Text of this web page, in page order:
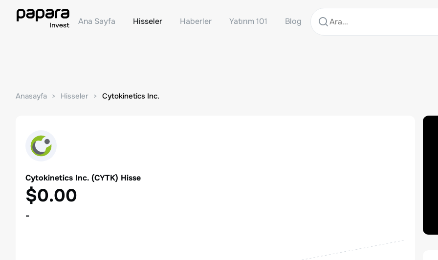
Ana Sayfa Hisseler Haberler Yatırım 101 Blog
Anasayfa Hisseler Cytokinetics Inc.
Cytokinetics Inc. (CYTK) Hisse
$0.00
-